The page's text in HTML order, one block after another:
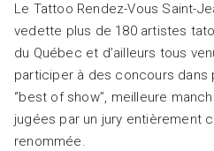
Le Tattoo Rendez-Vous Saint-
vedette plus de 180 artistes
du Québec et d’ailleurs tous
participer à des concours
‘’best of show’’, meilleure
jugées par un jury entièrement
renommée.